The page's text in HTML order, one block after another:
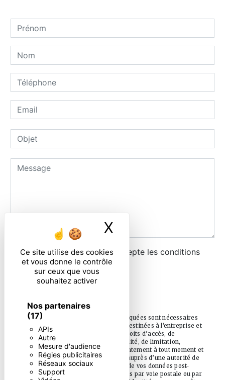
Ce site utilise des cookies
et vous donne le contrôle
sur ceux que vous
souhaitez activer
Nos partenaires
(17)
APIs
Autre
Mesure d'audience
Régies publicitaires
Réseaux sociaux
Support
X
En cochant cette case, j'accepte les conditions
particulières ci-dessous **
** Les données personnelles communiquées sont nécessaires
aux fins de vous contacter. Elles sont destinées à l'entreprise et
ses sous-traitants. Vous disposez de droits d’accès, de
rectification, d’effacement, de portabilité, de limitation,
d’opposition, de retrait de votre consentement à tout moment et
du droit d’introduire une réclamation auprès d’une autorité de
contrôle, ainsi que d’organiser le sort de vos données post-
mortem. Vous pouvez exercer ces droits par voie postale ou par